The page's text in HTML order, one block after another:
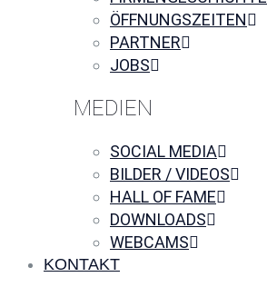
ÖFFNUNGSZEITEN
PARTNER
JOBS
MEDIEN
SOCIAL MEDIA
BILDER / VIDEOS
HALL OF FAME
DOWNLOADS
WEBCAMS
KONTAKT